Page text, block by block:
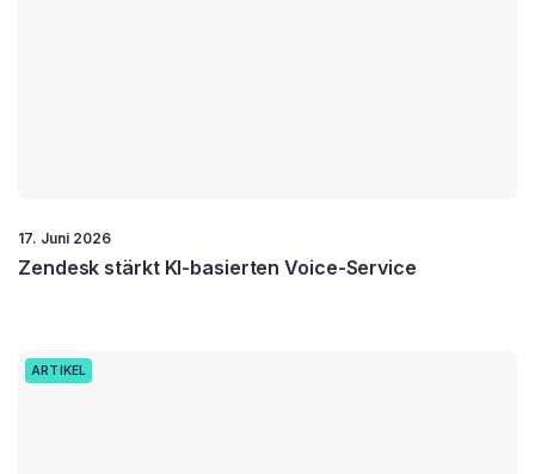
17. Juni 2026
Zendesk stärkt KI-basierten Voice-Service
ARTIKEL